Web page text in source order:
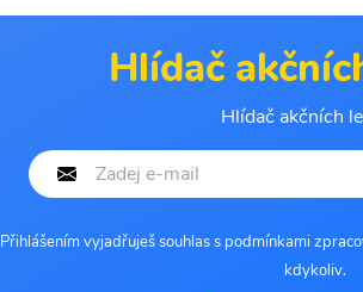
Hlídač
Hlídač akčních
Přihlášením vyjadřuješ souhlas s podmínkami
kdykoliv.